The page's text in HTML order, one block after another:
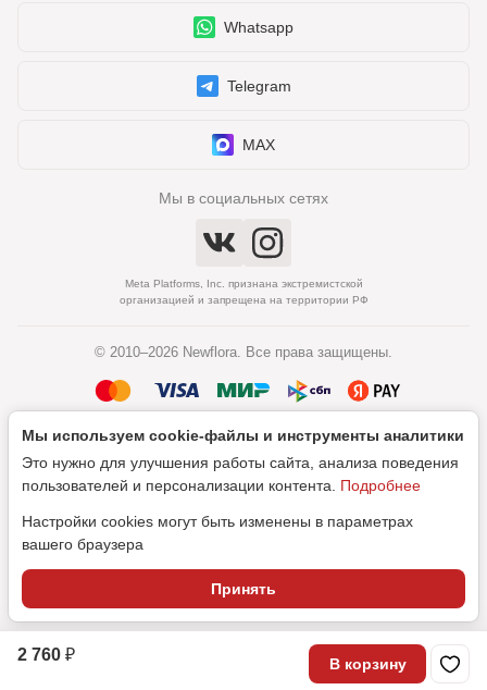
2 760 ₽ В корзину
Whatsapp
Telegram
MAX
Мы в социальных сетях
Meta Platforms, Inc. признана экстремистской
организацией и запрещена на территории РФ
© 2010–2026 Newflora. Все права защищены.
Политика обработки персональных данных
Согласие на обработку персональных данных
SEO-продвижение
Мы используем cookie‑файлы и инструменты аналитики
Это нужно для улучшения работы сайта, анализа поведения
пользователей и персонализации контента. Подробнее
Настройки cookies могут быть изменены в параметрах
вашего браузера
Принять